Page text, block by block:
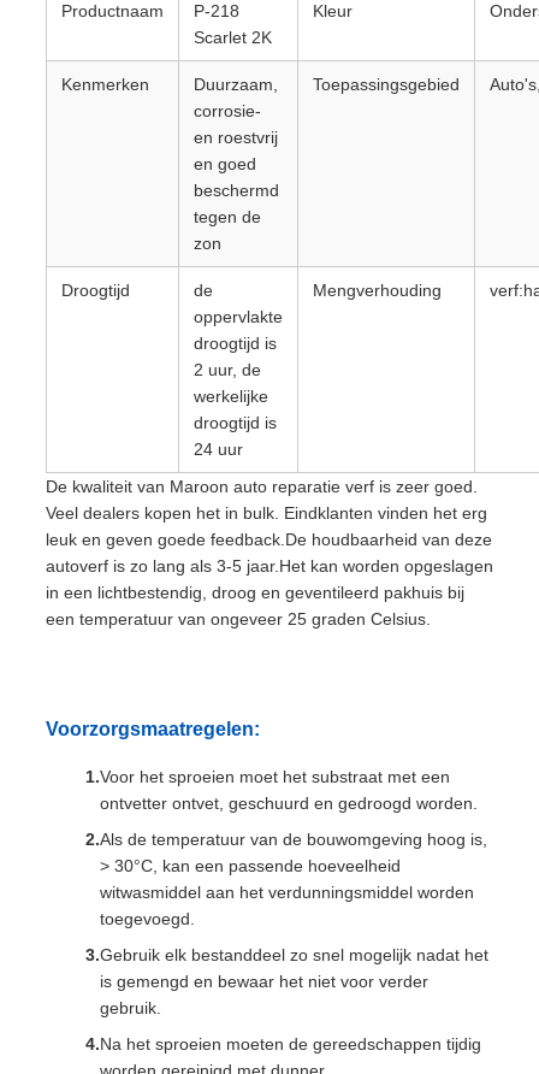
Productnaam
P-218
Scarlet 2K
Kleur
Kenmerken
Duurzaam,
corrosie-
en roestvrij
en goed
beschermd
tegen de
zon
Toepassingsgebied
Droogtijd
de
oppervlakte
droogtijd is
2 uur, de
werkelijke
droogtijd is
24 uur
Mengverhouding
De kwaliteit van Maroon auto reparatie verf is zeer goed.
Veel dealers kopen het in bulk. Eindklanten vinden het erg
leuk en geven goede feedback.De houdbaarheid van deze
autoverf is zo lang als 3-5 jaar.Het kan worden opgeslagen
in een lichtbestendig, droog en geventileerd pakhuis bij
een temperatuur van ongeveer 25 graden Celsius.
Voorzorgsmaatregelen:
Voor het sproeien moet het substraat met een
ontvetter ontvet, geschuurd en gedroogd worden.
Als de temperatuur van de bouwomgeving hoog is,
> 30°C, kan een passende hoeveelheid
witwasmiddel aan het verdunningsmiddel worden
toegevoegd.
Gebruik elk bestanddeel zo snel mogelijk nadat het
is gemengd en bewaar het niet voor verder
gebruik.
Na het sproeien moeten de gereedschappen tijdig